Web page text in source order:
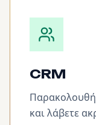
CRM
και λάβετε